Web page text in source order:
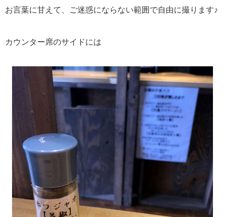
お言葉に甘えて、ご迷惑にならない範囲で自由に撮ります♪
カウンター席のサイドには